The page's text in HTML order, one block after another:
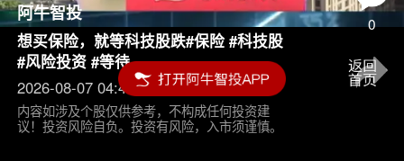
0
阿牛智投
想买保险，就等科技股跌#保险 #科技股
#风险投资 #等待
2026-08-07 04:45
内容如涉及个股仅供参考，不构成任何投资建
议！投资风险自负。投资有风险，入市须谨慎。